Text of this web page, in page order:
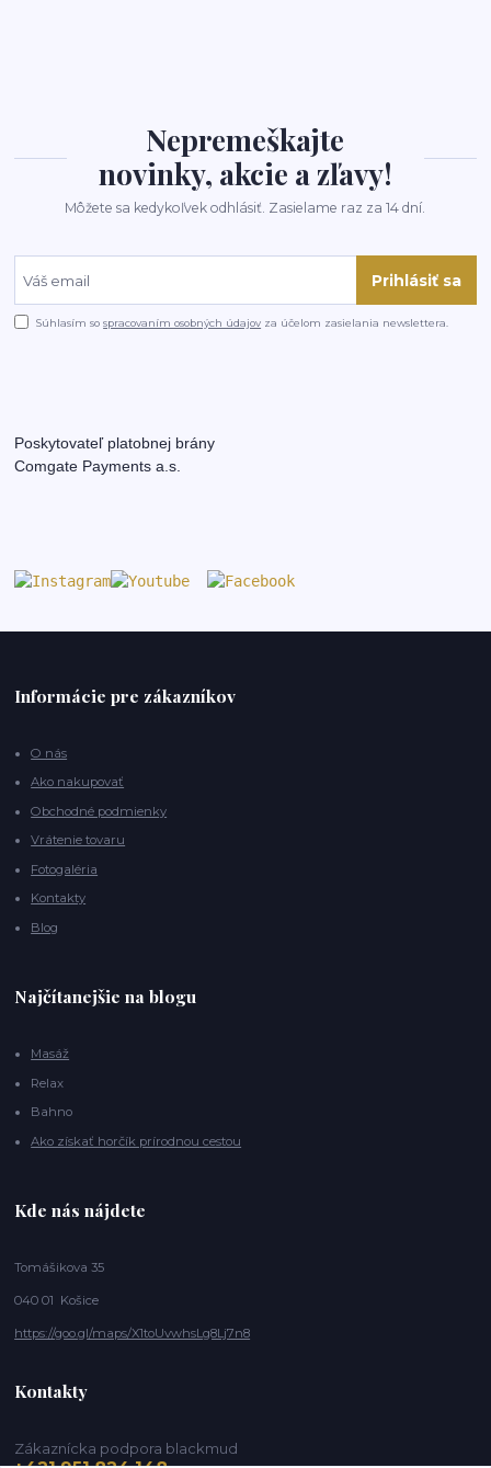
Nepremeškajte
novinky, akcie a zľavy!
Môžete sa kedykoľvek odhlásiť. Zasielame raz za 14 dní.
Prihlásiť sa
Súhlasím sospracovaním osobných údajov za účelom zasielania newslettera.
Poskytovateľ platobnej brány
Comgate Payments a.s.
Informácie pre zákazníkov
O nás
Ako nakupovať
Obchodné podmienky
Vrátenie tovaru
Fotogaléria
Kontakty
Blog
Najčítanejšie na blogu
Masáž
Relax
Bahno
Ako získať horčík prírodnou cestou
Kde nás nájdete
Tomášikova 35
040 01 Košice
https://goo.gl/maps/X1toUvwhsLg8Lj7n8
Kontakty
Zákaznícka podpora blackmud